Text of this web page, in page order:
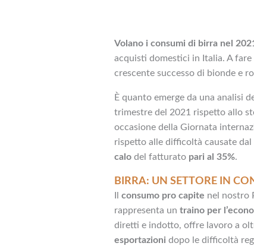
Volano i consumi di birra nel
acquisti domestici in Italia. A
crescente successo di bionde e
È quanto emerge da una analisi
trimestre del 2021 rispetto allo
occasione della Giornata
rispetto alle difficoltà causate
calo del fatturato pari al 35%.
BIRRA: UN SETTORE IN
consumo pro capite nel nostro
rappresenta un traino per
diretti e indotto, offre lavoro a
esportazioni dopo le difficoltà